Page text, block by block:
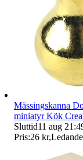
Mässingskanna
miniatyr Kök
Sluttid11 aug
Pris:26 kr,